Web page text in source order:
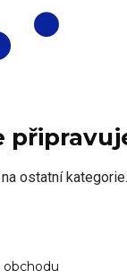
ostatní kategorie.
obchodu